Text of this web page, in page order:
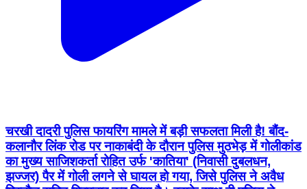
चरखी दादरी पुलिस फायरिंग मामले में बड़ी सफलता मिली है! बौंद-
कलानौर लिंक रोड पर नाकाबंदी के दौरान पुलिस मुठभेड़ में गोलीकांड
का मुख्य साजिशकर्ता रोहित उर्फ 'कातिया' (निवासी दुबलधन,
झज्जर) पैर में गोली लगने से घायल हो गया, जिसे पुलिस ने अवैध